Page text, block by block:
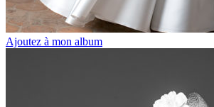
Ajoutez à mon album